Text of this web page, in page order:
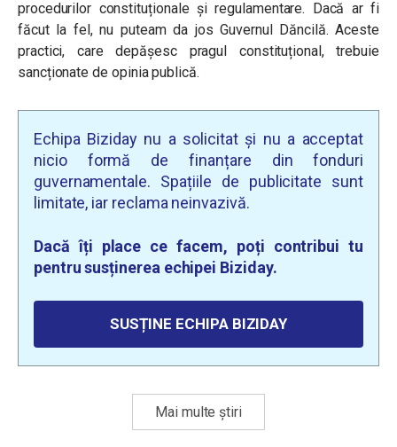
procedurilor constituționale și regulamentare. Dacă ar fi
făcut la fel, nu puteam da jos Guvernul Dăncilă. Aceste
practici, care depășesc pragul constituțional, trebuie
sancționate de opinia publică.
Echipa Biziday nu a solicitat și nu a acceptat
nicio formă de finanțare din fonduri
guvernamentale. Spațiile de publicitate sunt
limitate, iar reclama neinvazivă.
Dacă îți place ce facem, poți contribui tu
pentru susținerea echipei Biziday.
SUSȚINE ECHIPA BIZIDAY
Mai multe știri